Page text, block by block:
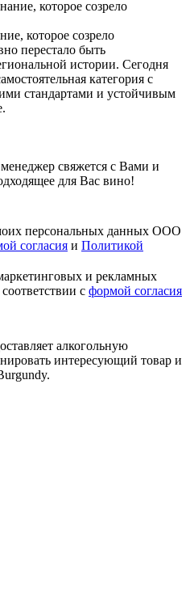
которое созрело
перестало быть
истории. Сегодня
категория с
стандартами и устойчивым
свяжется с Вами и
для Вас вино!
персональных данных ООО
согласия и Политикой
и рекламных
с формой согласия
алкогольную
интересующий товар и